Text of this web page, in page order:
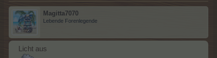
Magitta7070
Lebende Forenlegende
Licht aus